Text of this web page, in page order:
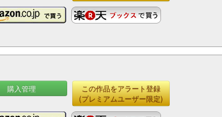
購入管理
この作品をアラート登録
(プレミアムユーザー限定)